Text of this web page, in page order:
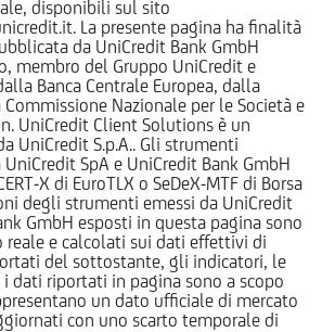
disponibili sul sito
La presente pagina ha finalità
da UniCredit Bank GmbH
membro del Gruppo UniCredit e
Banca Centrale Europea, dalla
Commissione Nazionale per le Società e
UniCredit Client Solutions è un
UniCredit S.p.A.. Gli strumenti
SpA e UniCredit Bank GmbH
X di EuroTLX o SeDeX-MTF di Borsa
degli strumenti emessi da UniCredit
GmbH esposti in questa pagina sono
e calcolati sui dati effettivi di
del sottostante, gli indicatori, le
dati riportati in pagina sono a scopo
un dato ufficiale di mercato
con uno scarto temporale di